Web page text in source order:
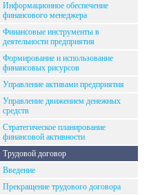
Информационное обеспечение
финансового менеджера
Финансовые инструменты в
деятельности предприятия
Формирование и использование
финансовых рисурсов
Управление активами предприятия
Управление движением денежных
средств
Стратегическое планирование
финансовой активности
Трудовой договор
Введение
Прекращение трудового договора